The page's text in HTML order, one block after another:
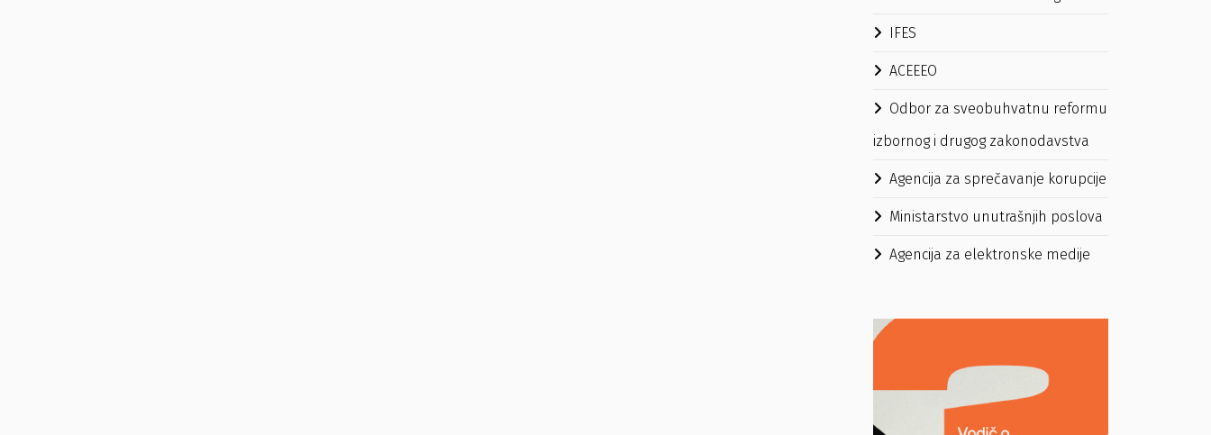
IFES
ACEEEO
Odbor za sveobuhvatnu reformu
izbornog i drugog zakonodavstva
Agencija za sprečavanje korupcije
Ministarstvo unutrašnjih poslova
Agencija za elektronske medije